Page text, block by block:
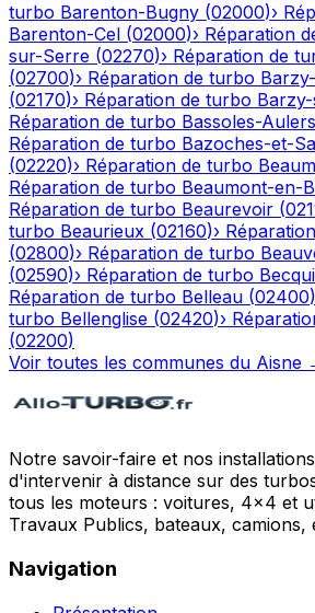
turbo Barenton-Bugny (02000)›
Barenton-Cel (02000)› Réparation
sur-Serre (02270)› Réparation de
(02700)› Réparation de turbo
(02170)› Réparation de turbo
Réparation de turbo Bassoles-Aulers
Réparation de turbo Bazoches-et-
(02220)› Réparation de turbo
Réparation de turbo Beaumont-en-
Réparation de turbo Beaurevoir (
turbo Beaurieux (02160)›
(02800)› Réparation de turbo
(02590)› Réparation de turbo
Réparation de turbo Belleau (02400)
turbo Bellenglise (02420)›
(02200)
Voir toutes les communes du Aisne
Notre savoir-faire et nos
d'intervenir à distance sur des
tous les moteurs : voitures, 4x4 et
Travaux Publics, bateaux, camions,
Navigation